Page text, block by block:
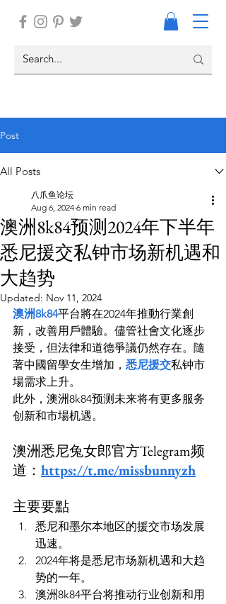
Post
All Posts
澳洲8k84预测2024年下半年
悉尼援交私钟市场新机遇和
大趋势
八爪鱼论坛
Aug 6, 2024 6 min read
Updated: Nov 11, 2024
澳洲8k84平台將在2024年推動行業創
新，改善用戶體驗。儘管社會文化逐步
接受，但法律和道德爭議仍然存在。隨
著中國留學女生增加， 悉尼援交私钟市
場需求上升。
此外，澳洲8k84预测未来将有更多服务
创新和市場机遇。
澳洲悉尼兔女郎官方Telegram频
道： https://t.me/missbunnyzh
主要要點
悉尼和墨尔本地区的援交市场发展
迅速。
2024年将是悉尼市场新机遇和大趋
势的一年。
澳洲8k84平台将推动行业创新和用